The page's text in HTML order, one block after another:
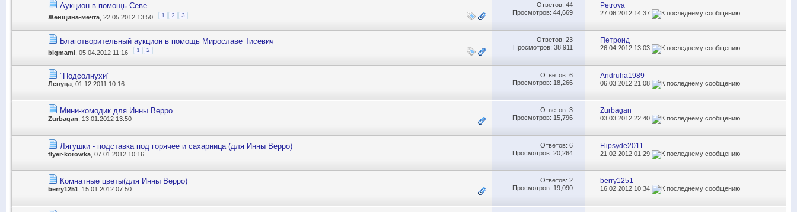
Аукцион в помощь Севе
Женщина-мечта , 22.05.2012 13:50 1 2 3
Ответов: 44
Просмотров: 44,669
Petrova
27.06.2012 14:37
Благотворительный аукцион в помощь Мирославе Тисевич
bigmami , 05.04.2012 11:16 1 2
Ответов: 23
Просмотров: 38,911
Петроид
26.04.2012 13:03
"Подсолнухи"
Ленуца , 01.12.2011 10:16
Ответов: 6
Просмотров: 18,266
Andruha1989
06.03.201221:08
Мини-комодик для Инны Верро
Zurbagan, 13.01.2012 13:50
Ответов: 3
Просмотров: 15,796
Zurbagan
03.03.201222:40
Лягушки - подставка под горячее и сахарница (для Инны Верро)
flyer-korowka , 07.01.2012 10:16
Ответов: 6
Просмотров: 20,264
Flipsyde2011
21.02.201201:29
Комнатные цветы(для Инны Верро)
berry1251 , 15.01.2012 07:50
Ответов: 2
Просмотров: 19,090
berry1251
16.02.2012 10:34